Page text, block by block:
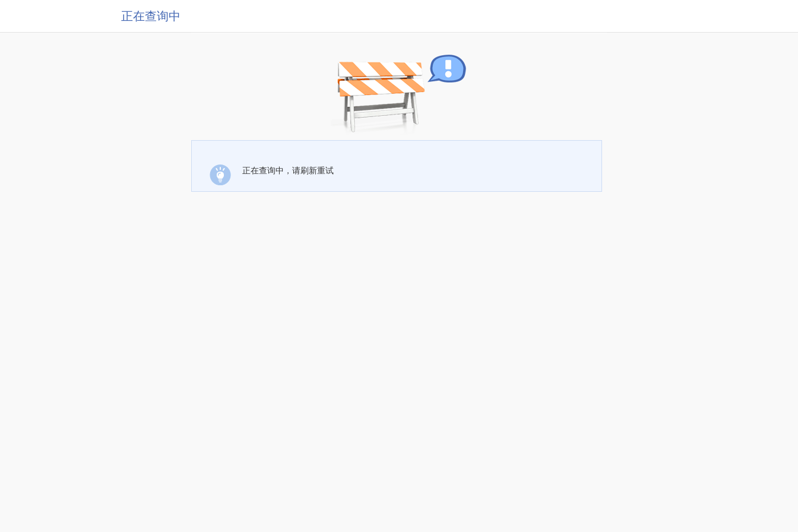
正在查询中
正在查询中，请刷新重试